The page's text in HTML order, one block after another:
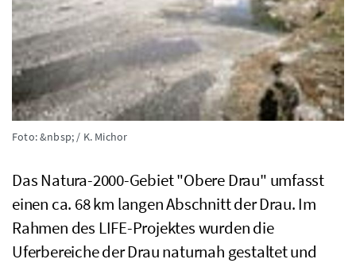
Foto: &nbsp; / K. Michor
Das Natura-2000-Gebiet "Obere Drau" umfasst
einen ca. 68km langen Abschnitt der Drau. Im
Rahmen des LIFE-Projektes wurden die
Uferbereiche der Drau naturnah gestaltet und